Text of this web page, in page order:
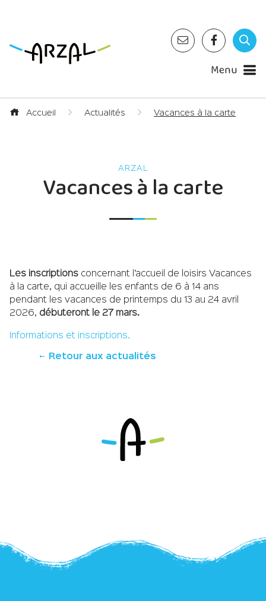
Menu
Accueil Actualités Vacances à la carte
Vacances à la carte
Les inscriptions concernant l’accueil de loisirs Vacances
à la carte, qui accueille les enfants de 6 à 14 ans
pendant les vacances de printemps du 13 au 24 avril
2026, débuteront le 27 mars.
Informations et inscriptions.
Retour aux actualités